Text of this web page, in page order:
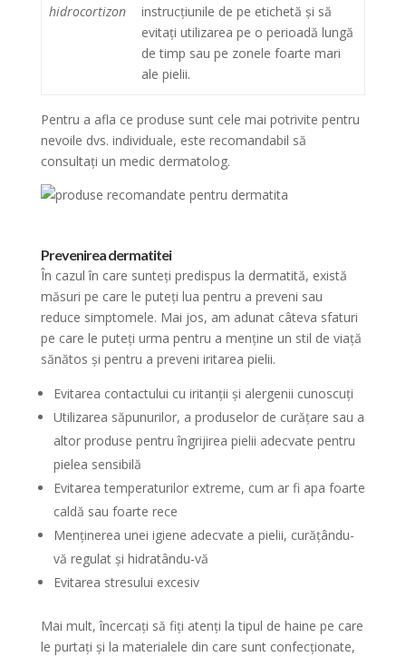
hidrocortizon
instrucțiunile de pe etichetă și să
evitați utilizarea pe o perioadă lungă
de timp sau pe zonele foarte mari
ale pielii.
Pentru a afla ce produse sunt cele mai potrivite pentru
nevoile dvs. individuale, este recomandabil să
consultați un medic dermatolog.
Prevenirea dermatitei
În cazul în care sunteți predispus la dermatită, există
măsuri pe care le puteți lua pentru a preveni sau
reduce simptomele. Mai jos, am adunat câteva sfaturi
pe care le puteți urma pentru a menține un stil de viață
sănătos și pentru a preveni iritarea pielii.
Evitarea contactului cu iritanții și alergenii cunoscuți
Utilizarea săpunurilor, a produselor de curățare sau a
altor produse pentru îngrijirea pielii adecvate pentru
pielea sensibilă
Evitarea temperaturilor extreme, cum ar fi apa foarte
caldă sau foarte rece
Menținerea unei igiene adecvate a pielii, curățându-
vă regulat și hidratându-vă
Evitarea stresului excesiv
Mai mult, încercați să fiți atenți la tipul de haine pe care
le purtați și la materialele din care sunt confecționate,